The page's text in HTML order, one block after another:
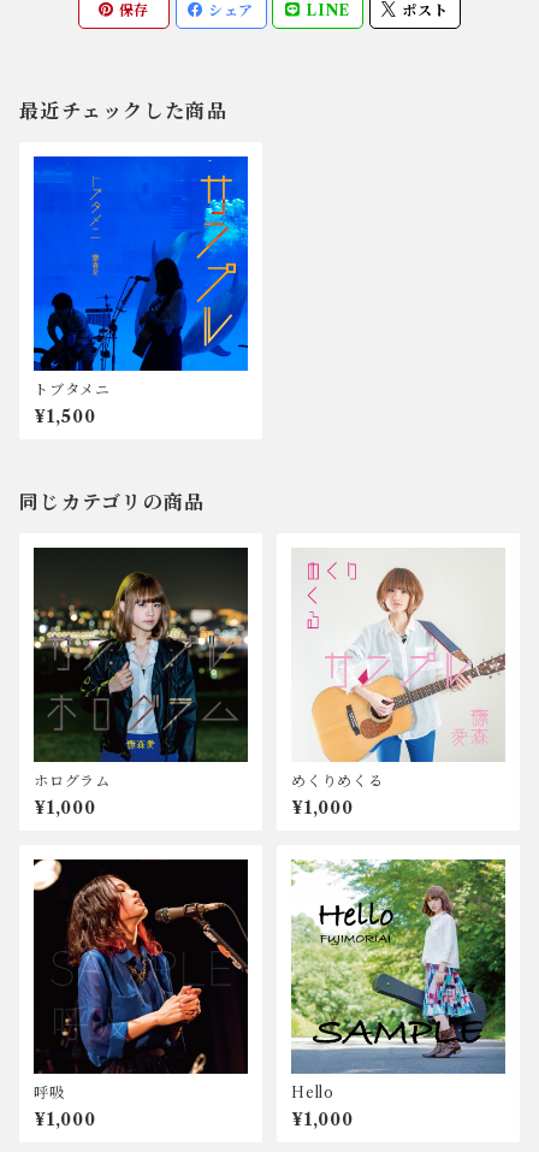
保存 シェア LINE ポスト
最近チェックした商品
トブタメニ
¥1,500
同じカテゴリの商品
ホログラム
¥1,000
めくりめくる
¥1,000
呼吸
¥1,000
Hello
¥1,000